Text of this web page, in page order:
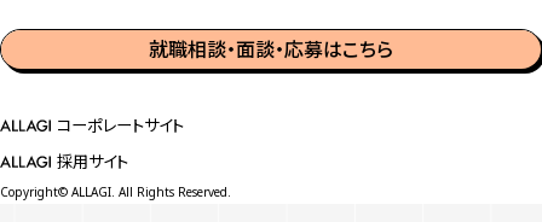
就職相談・面談・応募はこちら
コーポレートサイト
採用サイト
Copyright© ALLAGI. All Rights Reserved.